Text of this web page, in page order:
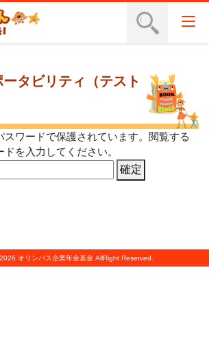
タビリティ（テスト
スワードで保護されています。閲覧する
を入力してください。
オリンパス企業年金基金 AllRight Reserved.